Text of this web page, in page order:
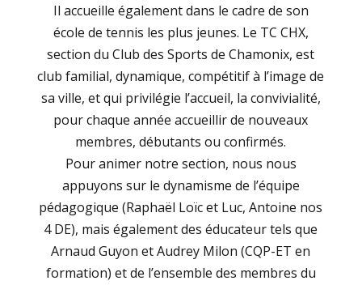
Il accueille également dans le cadre de son
école de tennis les plus jeunes. Le TC CHX,
section du Club des Sports de Chamonix, est
club familial, dynamique, compétitif à l’image de
sa ville, et qui privilégie l’accueil, la convivialité,
pour chaque année accueillir de nouveaux
membres, débutants ou confirmés.
Pour animer notre section, nous nous
appuyons sur le dynamisme de l’équipe
pédagogique (Raphaël Loïc et Luc, Antoine nos
4 DE), mais également des éducateur tels que
Arnaud Guyon et Audrey Milon (CQP-ET en
formation) et de l’ensemble des membres du